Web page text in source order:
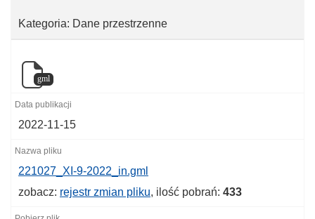
Kategoria: Dane przestrzenne
gml
2022-11-15
221027_XI-9-2022_in.gml
zobacz: rejestr zmian pliku, ilość pobrań: 433